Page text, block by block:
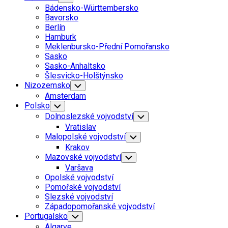
Child
Menu
Bádensko-Württembersko
Bavorsko
Berlín
Hamburk
Meklenbursko-Přední Pomořansko
Sasko
Sasko-Anhaltsko
Šlesvicko-Holštýnsko
Nizozemsko Toggle
Child
Menu
Amsterdam
Polsko Toggle
Child
Menu
Dolnoslezské vojvodství Toggle
Child
Menu
Vratislav
Malopolské vojvodství Toggle
Child
Menu
Krakov
Mazovské vojvodství Toggle
Child
Varšava
Opolské vojvodství
Pomořské vojvodství
Slezské vojvodství
Západopomořanské vojvodství
Portugalsko Toggle
Child